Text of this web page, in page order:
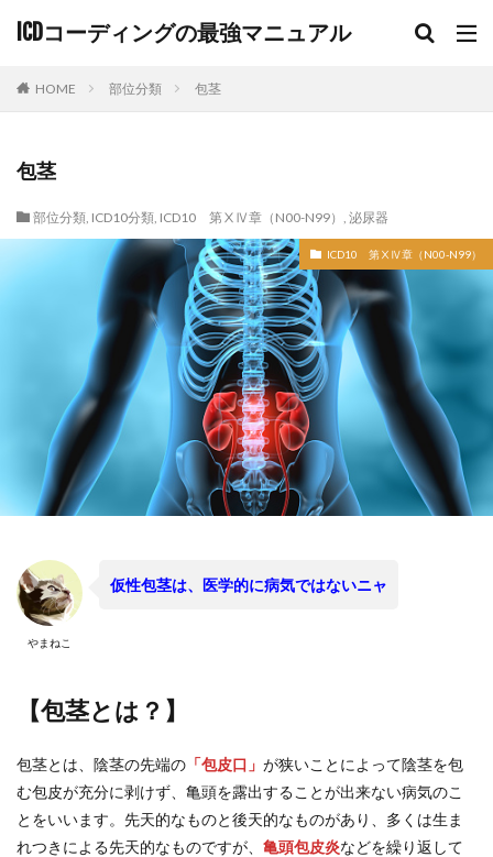
ICDコーディングの最強マニュアル
HOME 部位分類 包茎
包茎
部位分類, ICD10分類, ICD10 第ⅩⅣ章（N00-N99） , 泌尿器
ICD10 第ⅩⅣ章（N00-N99）
やまねこ
仮性包茎は、医学的に病気ではないニャ
【包茎とは？】
包茎とは、陰茎の先端の 「包皮口」 が狭いことによって陰茎を包
む包皮が充分に剥けず、亀頭を露出することが出来ない病気のこ
とをいいます。先天的なものと後天的なものがあり、多くは生ま
れつきによる先天的なものですが、 亀頭包皮炎などを繰り返して